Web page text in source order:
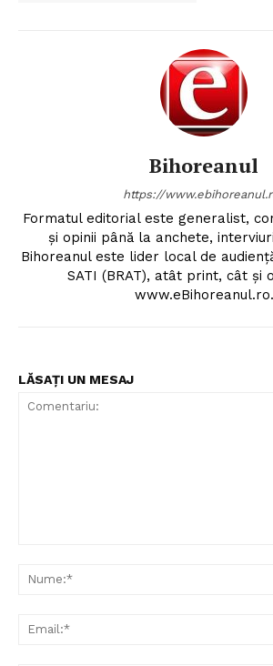
Bihoreanul
https://
Formatul editorial este generalist,
şi opinii până la anchete,
Bihoreanul este lider local de
SATI (BRAT), atât print, cât şi
www.eBihoreanul.ro.
LĂSAȚI UN MESAJ